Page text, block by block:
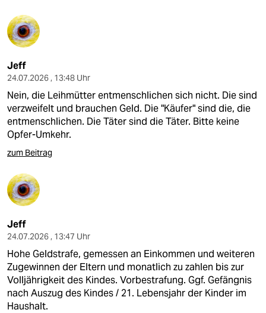
Jeff
24.07.2026 , 13:48 Uhr
Nein, die Leihmütter entmenschlichen sich nicht. Die sind
verzweifelt und brauchen Geld. Die "Käufer" sind die, die
entmenschlichen. Die Täter sind die Täter. Bitte keine
Opfer-Umkehr.
zum Beitrag
Jeff
24.07.2026 , 13:47 Uhr
Hohe Geldstrafe, gemessen an Einkommen und weiteren
Zugewinnen der Eltern und monatlich zu zahlen bis zur
Volljährigkeit des Kindes. Vorbestrafung. Ggf. Gefängnis
nach Auszug des Kindes / 21. Lebensjahr der Kinder im
Haushalt.